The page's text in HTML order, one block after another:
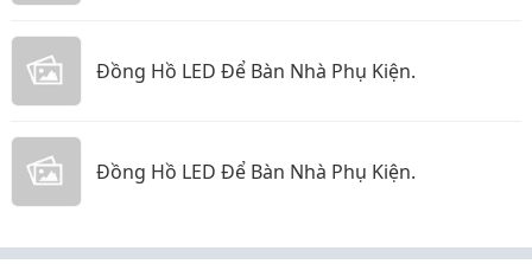
Đồng Hồ LED Để Bàn Nhà Phụ Kiện.
Đồng Hồ LED Để Bàn Nhà Phụ Kiện.